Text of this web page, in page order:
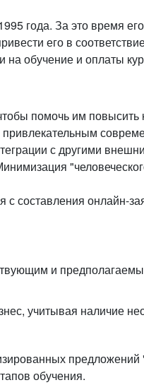
года. За это время
его в
обучение и оплаты
помочь им повысить
привлекательным
с другими
составления онлайн-
и
учитывая
обучения.